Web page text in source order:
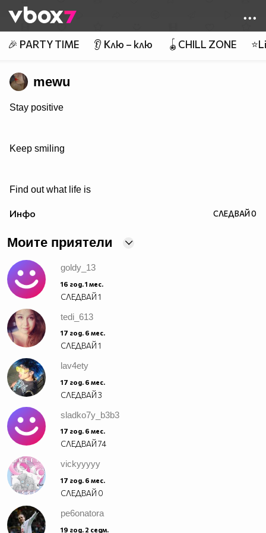
👾
🎉 PARTY TIME 👂 Клю – клю 🪀CHILL ZONE
mewu
Stay positive
Keep smiling
Find out what life is
Инфо СЛЕДВАЙ0
Моите приятели
goldy_13
16 год. 1 мес.
СЛЕДВАЙ1
tedi_613
17 год. 6 мес.
СЛЕДВАЙ1
lav4ety
17 год. 6 мес.
СЛЕДВАЙ3
sladko7y_b3b3
17 год. 6 мес.
СЛЕДВАЙ74
vickyyyyy
17 год. 6 мес.
СЛЕДВАЙ 0
pe6onatora
19 год. 2 седм.